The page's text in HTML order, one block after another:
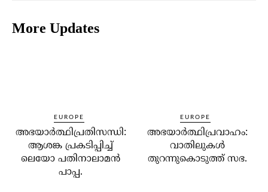
More Updates
EUROPE
അഭയാര്‍ത്ഥിപ്രതിസന്ധി:
ആശങ്ക പ്രകടിപ്പിച്ച്
ലെയോ പതിനാലാമന്‍
പാപ്പ.
EUROPE
അഭയാര്‍ത്ഥിപ്രവാഹം:
വാതിലുകള്‍
തുറന്നുകൊടുത്ത് സഭ.